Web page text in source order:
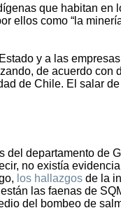
que habitan en
ellos como “la
y a las
de acuerdo con
de Chile. El salar
del departamento de
no existía
los hallazgos de la
las faenas de
del bombeo de